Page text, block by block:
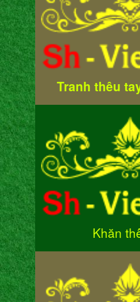
Tranh thêu
Khăn